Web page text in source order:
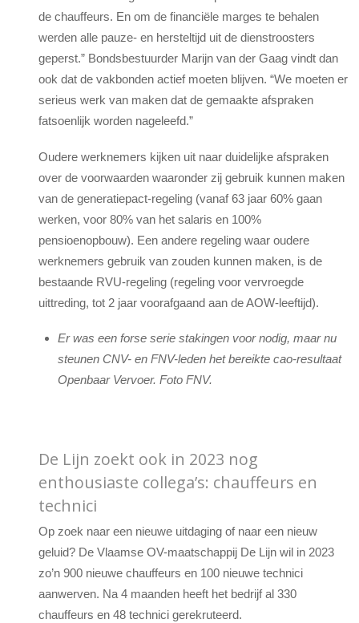
de chauffeurs. En om de financiële marges te behalen
werden alle pauze- en hersteltijd uit de dienstroosters
geperst.” Bondsbestuurder Marijn van der Gaag vindt dan
ook dat de vakbonden actief moeten blijven. “We moeten er
serieus werk van maken dat de gemaakte afspraken
fatsoenlijk worden nageleefd.”
Oudere werknemers kijken uit naar duidelijke afspraken
over de voorwaarden waaronder zij gebruik kunnen maken
van de generatiepact-regeling (vanaf 63 jaar 60% gaan
werken, voor 80% van het salaris en 100%
pensioenopbouw). Een andere regeling waar oudere
werknemers gebruik van zouden kunnen maken, is de
bestaande RVU-regeling (regeling voor vervroegde
uittreding, tot 2 jaar voorafgaand aan de AOW-leeftijd).
Er was een forse serie stakingen voor nodig, maar nu
steunen CNV- en FNV-leden het bereikte cao-resultaat
Openbaar Vervoer. Foto FNV.
De Lijn zoekt ook in 2023 nog
enthousiaste collega’s: chauffeurs en
technici
Op zoek naar een nieuwe uitdaging of naar een nieuw
geluid? De Vlaamse OV-maatschappij De Lijn wil in 2023
zo’n 900 nieuwe chauffeurs en 100 nieuwe technici
aanwerven. Na 4 maanden heeft het bedrijf al 330
chauffeurs en 48 technici gerekruteerd.